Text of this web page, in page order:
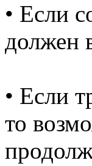
• Если
должен
• Если
то